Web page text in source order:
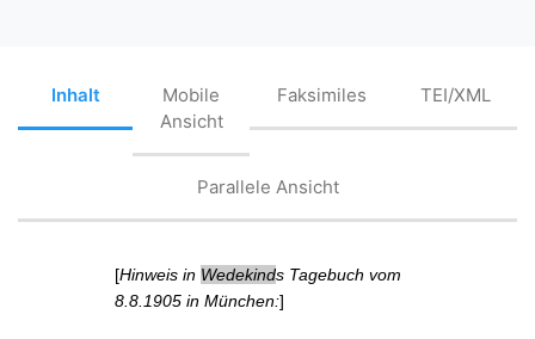
Inhalt
Mobile
Ansicht
Faksimiles TEI/XML
Parallele Ansicht
[Hinweis in Wedekinds Tagebuch vom
8.8.1905 in München:]